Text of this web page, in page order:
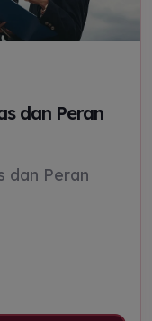
dan Peran
dan Peran